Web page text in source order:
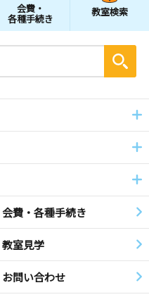
会費・
各種手続き
教室検索
会費・各種手続き
教室見学
お問い合わせ